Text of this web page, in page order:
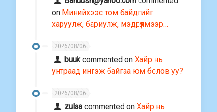
on Минийхээс том байдгийг
харуулж, бариулж, мэдрүүлмээр…
2026/08/06
buukcommented onХайр нь
унтраад ингэж байгаа юм болов уу?
2026/08/06
zulaa commented onХайр нь